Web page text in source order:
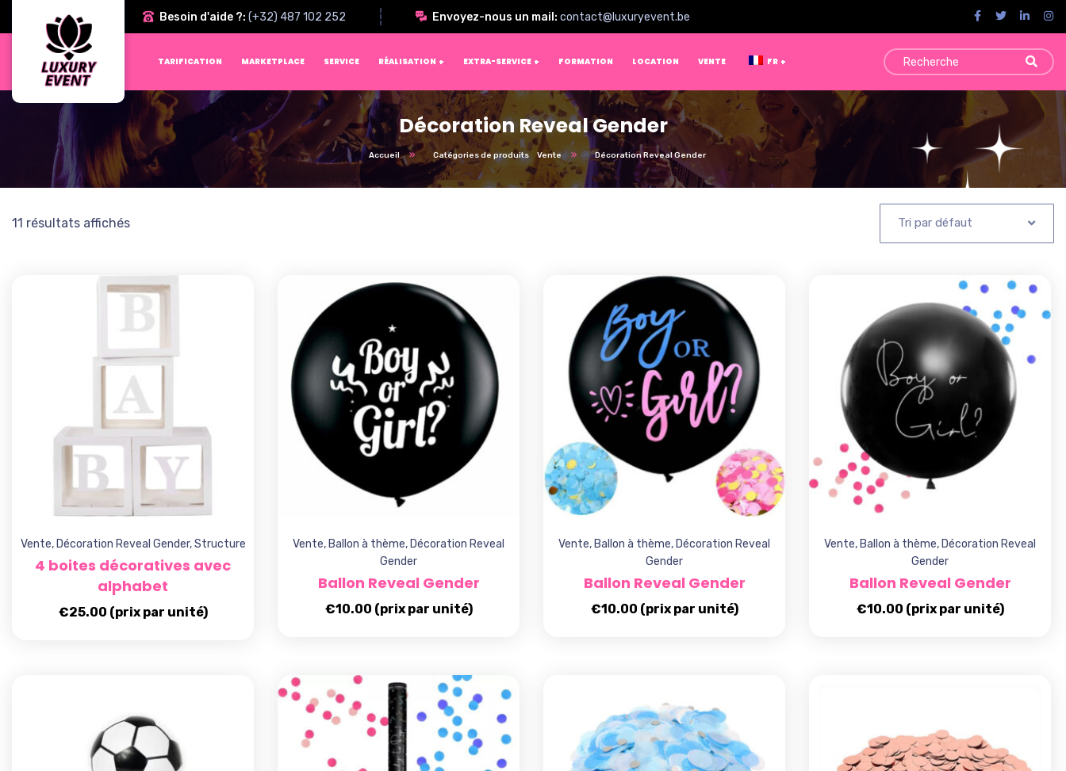
Besoin d'aide ?: (+32) 487 102 252 Envoyez-nous un mail: contact@luxuryevent.be
TARIFICATION MARKETPLACE SERVICE RÉALISATION EXTRA-SERVICE FORMATION LOCATION VENTE FR
Décoration Reveal Gender
Accueil Catégories de produits Vente Décoration Reveal Gender
11 résultats affichés Tri par défaut
Vente, Décoration Reveal Gender,Structure
4 boites décoratives avec
alphabet
€25.00 (prix par unité)
Vente, Ballon à thème, Décoration Reveal
Gender
Ballon Reveal Gender
€10.00 (prix par unité)
Vente, Ballon à thème, Décoration Reveal
Gender
Ballon Reveal Gender
€10.00 (prix par unité)
Vente, Ballon à thème, Décoration Reveal
Gender
Ballon Reveal Gender
€10.00 (prix par unité)